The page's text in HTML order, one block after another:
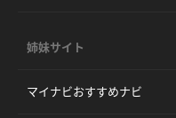
姉妹サイト
マイナビおすすめナビ